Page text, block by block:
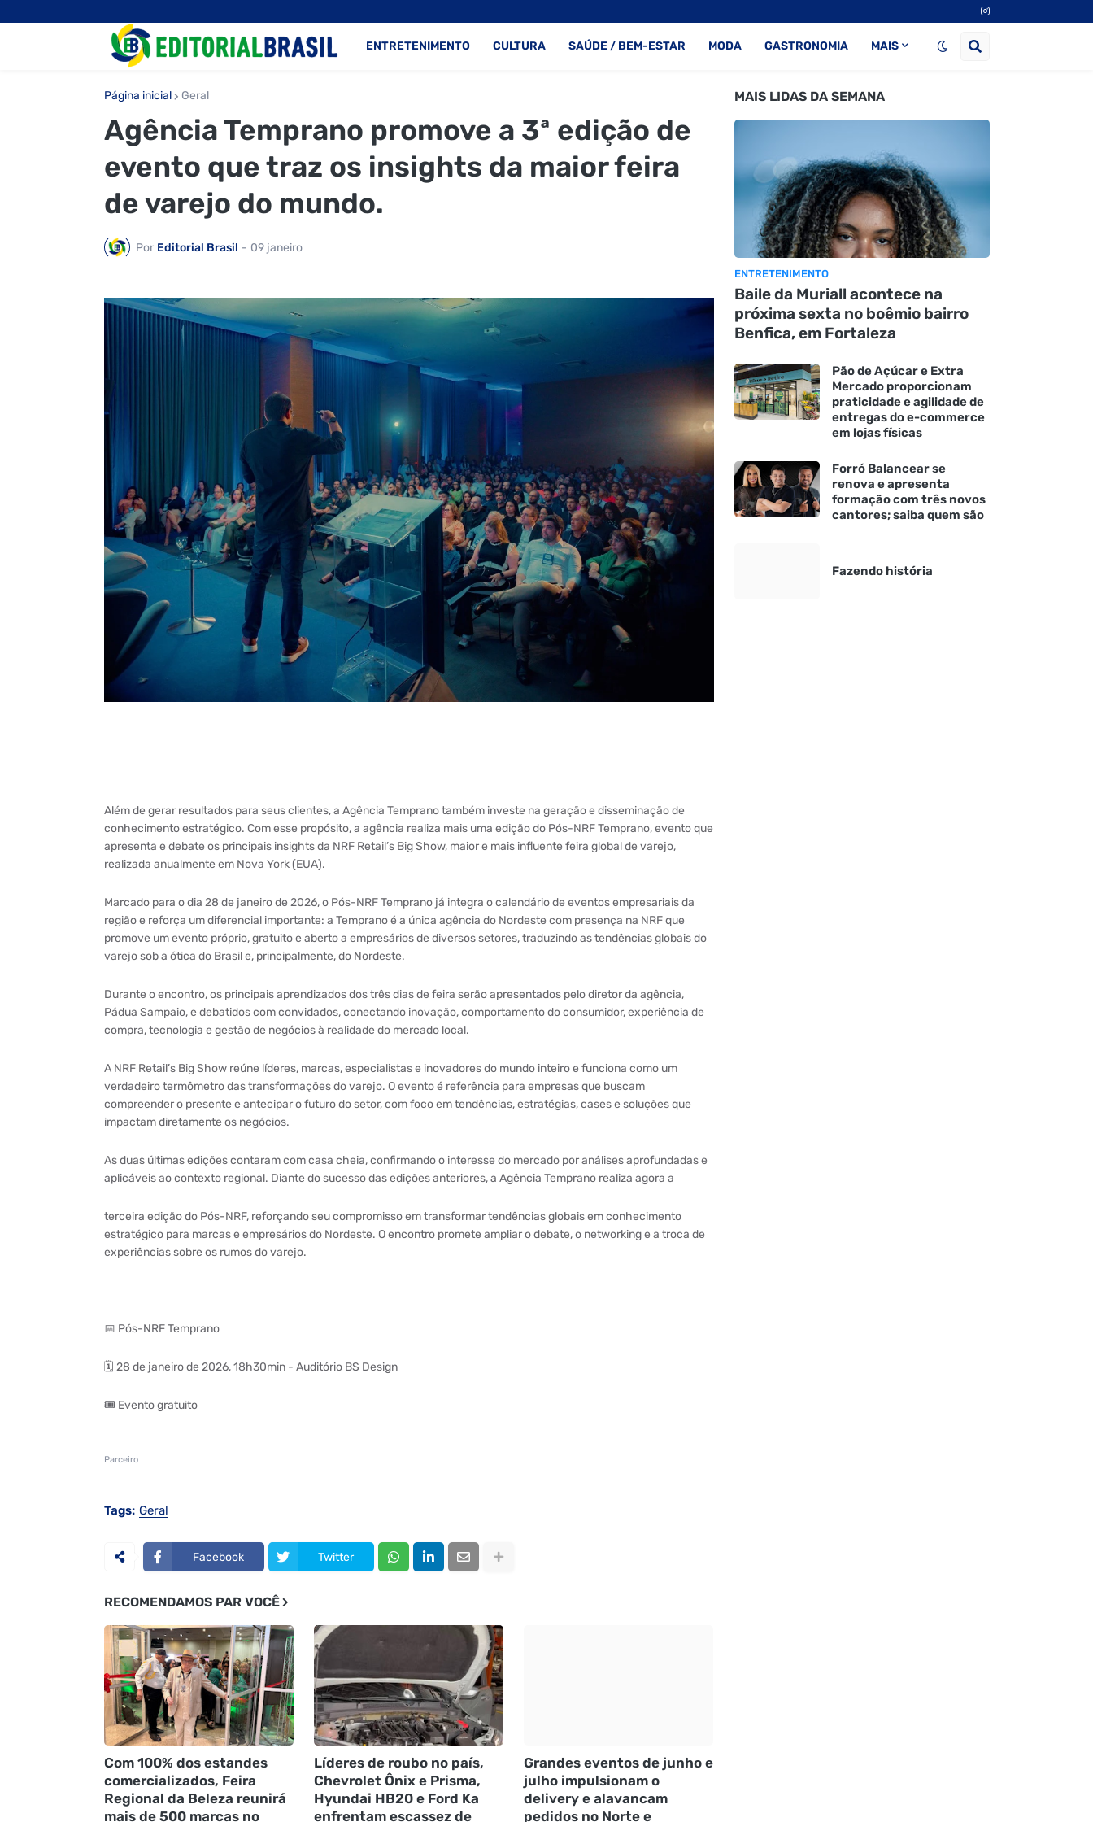
ENTRETENIMENTO CULTURA SAÚDE / BEM-ESTAR MODA GASTRONOMIA MAIS
Página inicial Geral
Agência Temprano promove a 3ª edição de
evento que traz os insights da maior feira
de varejo do mundo.
Por Editorial Brasil - 09 janeiro
Além de gerar resultados para seus clientes, a Agência Temprano também investe na geração e disseminação de
conhecimento estratégico. Com esse propósito, a agência realiza mais uma edição do Pós-NRF Temprano, evento que
apresenta e debate os principais insights da NRF Retail’s Big Show, maior e mais influente feira global de varejo,
realizada anualmente em Nova York (EUA).
Marcado para o dia 28 de janeiro de 2026, o Pós-NRF Temprano já integra o calendário de eventos empresariais da
região e reforça um diferencial importante: a Temprano é a única agência do Nordeste com presença na NRF que
promove um evento próprio, gratuito e aberto a empresários de diversos setores, traduzindo as tendências globais do
varejo sob a ótica do Brasil e, principalmente, do Nordeste.
Durante o encontro, os principais aprendizados dos três dias de feira serão apresentados pelo diretor da agência,
Pádua Sampaio, e debatidos com convidados, conectando inovação, comportamento do consumidor, experiência de
compra, tecnologia e gestão de negócios à realidade do mercado local.
A NRF Retail’s Big Show reúne líderes, marcas, especialistas e inovadores do mundo inteiro e funciona como um
verdadeiro termômetro das transformações do varejo. O evento é referência para empresas que buscam
compreender o presente e antecipar o futuro do setor, com foco em tendências, estratégias, cases e soluções que
impactam diretamente os negócios.
As duas últimas edições contaram com casa cheia, confirmando o interesse do mercado por análises aprofundadas e
aplicáveis ao contexto regional. Diante do sucesso das edições anteriores, a Agência Temprano realiza agora a
terceira edição do Pós-NRF, reforçando seu compromisso em transformar tendências globais em conhecimento
estratégico para marcas e empresários do Nordeste. O encontro promete ampliar o debate, o networking e a troca de
experiências sobre os rumos do varejo.
📅 Pós-NRF Temprano
🗓 28 de janeiro de 2026, 18h30min - Auditório BS Design
🎟 Evento gratuito
Parceiro
Tags: Geral
Facebook Twitter
RECOMENDAMOS PAR VOCÊ
Com 100% dos estandes
comercializados, Feira
Regional da Beleza reunirá
mais de 500 marcas no
Líderes de roubo no país,
Chevrolet Ônix e Prisma,
Hyundai HB20 e Ford Ka
enfrentam escassez de
Grandes eventos de junho e
julho impulsionam o
delivery e alavancam
pedidos no Norte e
MAIS LIDAS DA SEMANA
ENTRETENIMENTO
Baile da Muriall acontece na
próxima sexta no boêmio bairro
Benfica, em Fortaleza
Pão de Açúcar e Extra
Mercado proporcionam
praticidade e agilidade de
entregas do e-commerce
em lojas físicas
Forró Balancear se
renova e apresenta
formação com três novos
cantores; saiba quem são
Fazendo história